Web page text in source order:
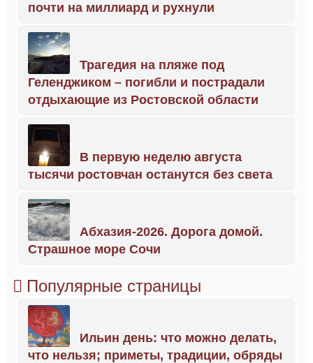
почти на миллиард и рухнули
Трагедия на пляже под
Геленджиком – погибли и пострадали
отдыхающие из Ростовской области
В первую неделю августа
тысячи ростовчан останутся без света
Абхазия-2026. Дорога домой.
Страшное море Сочи
Популярные страницы
Ильин день: что можно делать,
что нельзя; приметы, традиции, обряды